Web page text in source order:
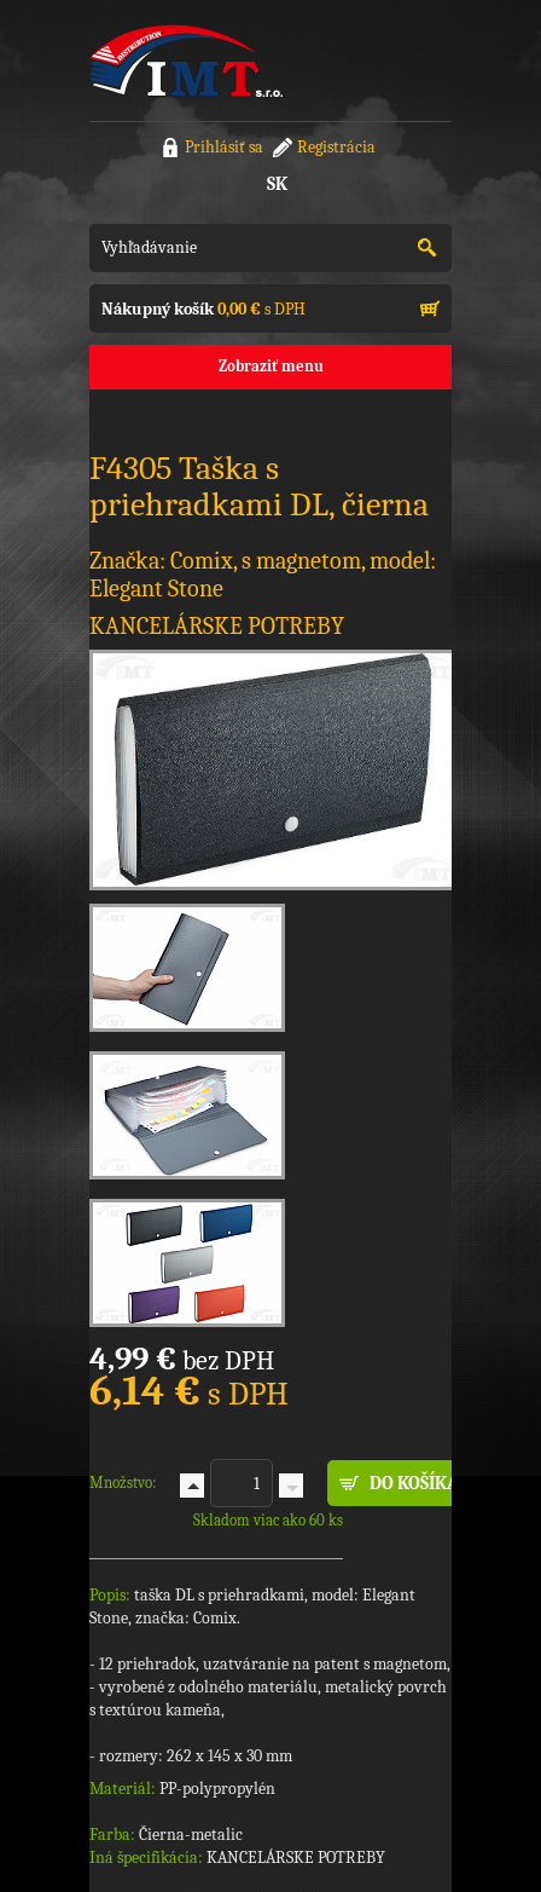
Prihlásiť sa Registrácia
SK
Nákupný košík0,00 €s DPH
Zobraziť menu
F4305 Taška s
priehradkami DL, čierna
Značka: Comix, s magnetom, model:
Elegant Stone
KANCELÁRSKE POTREBY
4,99 € bez DPH
6,14 € s DPH
Množstvo:
Skladom viac ako 60 ks
Popis: taška DL s priehradkami, model: Elegant
Stone, značka: Comix.
- 12 priehradok, uzatváranie na patent s magnetom,
- vyrobené z odolného materiálu, metalický povrch
s textúrou kameňa,
- rozmery: 262 x 145 x 30 mm
Materiál: PP-polypropylén
Farba: Čierna-metalic
Iná špecifikácia: KANCELÁRSKE POTREBY